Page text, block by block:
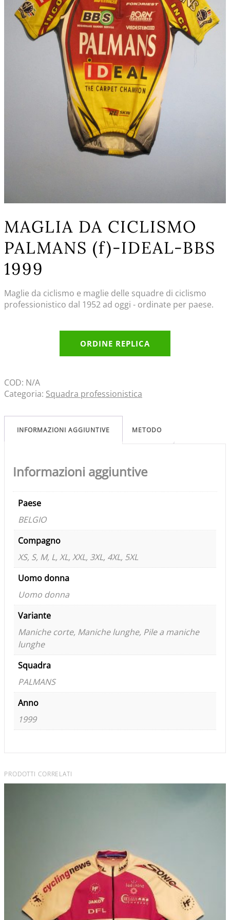
MAGLIA DA CICLISMO
PALMANS (f)-IDEAL-BBS
1999
Maglie da ciclismo e maglie delle squadre di ciclismo
professionistico dal 1952 ad oggi - ordinate per paese.
ORDINE REPLICA
COD: N/A
Categoria: Squadra professionistica
INFORMAZIONI AGGIUNTIVE METODO
Informazioni aggiuntive
Paese
BELGIO
Compagno
XS, S, M, L, XL, XXL, 3XL, 4XL, 5XL
Uomo donna
Uomo donna
Variante
Maniche corte, Maniche lunghe, Pile a maniche
lunghe
Squadra
PALMANS
Anno
1999
PRODOTTI CORRELATI